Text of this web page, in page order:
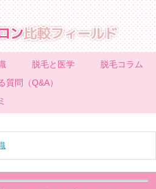
脱毛と医学
脱毛コラム
質問（Q&A）